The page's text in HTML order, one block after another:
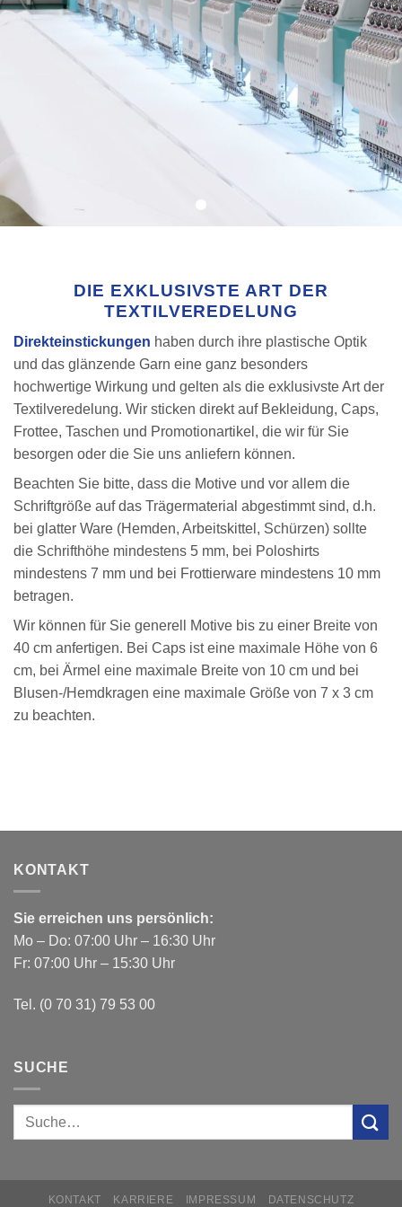
DIE EXKLUSIVSTE ART DER
TEXTILVEREDELUNG
Direkteinstickungen haben durch ihre plastische Optik
und das glänzende Garn eine ganz besonders
hochwertige Wirkung und gelten als die exklusivste Art der
Textilveredelung. Wir sticken direkt auf Bekleidung, Caps,
Frottee, Taschen und Promotionartikel, die wir für Sie
besorgen oder die Sie uns anliefern können.
Beachten Sie bitte, dass die Motive und vor allem die
Schriftgröße auf das Trägermaterial abgestimmt sind, d.h.
bei glatter Ware (Hemden, Arbeitskittel, Schürzen) sollte
die Schrifthöhe mindestens 5 mm, bei Poloshirts
mindestens 7 mm und bei Frottierware mindestens 10 mm
betragen.
Wir können für Sie generell Motive bis zu einer Breite von
40 cm anfertigen. Bei Caps ist eine maximale Höhe von 6
cm, bei Ärmel eine maximale Breite von 10 cm und bei
Blusen-/Hemdkragen eine maximale Größe von 7 x 3 cm
zu beachten.
KONTAKT
Sie erreichen uns persönlich:
Mo – Do: 07:00 Uhr – 16:30 Uhr
Fr: 07:00 Uhr – 15:30 Uhr
Tel. (0 70 31) 79 53 00
SUCHE
KONTAKT KARRIERE IMPRESSUM DATENSCHUTZ